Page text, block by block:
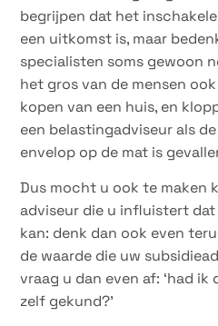
begrijpen dat het
een uitkomst is, maar
specialisten soms gewoon
het gros van de mensen
kopen van een huis, en
een belastingadviseur als
envelop op de mat is
Dus mocht u ook te maken
adviseur die u influistert
kan: denk dan ook even
de waarde die uw
vraag u dan even af: ‘had
zelf gekund?’